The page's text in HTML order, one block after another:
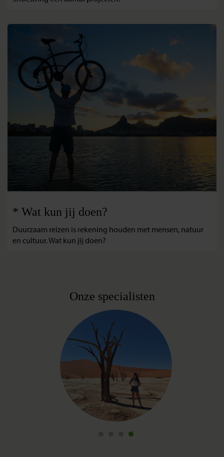
* Wat kun jij doen?
Duurzaam reizen is rekening houden met mensen, natuur
en cultuur. Wat kun jij doen?
Onze specialisten